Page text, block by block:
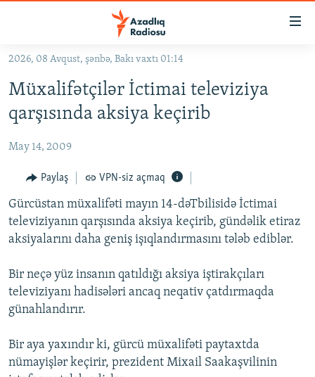
Əsas
qayıt
Əsas
naviqasiyaya
qayıt
KORRUPSIOMETR
#ƏSLINDƏ
FƏRQƏ BAX
QANUNI DOĞRU
ARAŞDIRMA
VIDEO
FOTOQALEREYA
KARIKATURA
RADIO ARXIV
OXU ZALI
İSLAM VƏ DEMOKRATIYA
HAQQIMIZDA
PEŞƏ ETIKASI VƏ JURNALISTIKA STANDARTLARIMIZ
BIZI IZLƏ
2026, 08 Avqust, şənbə, Bakı vaxtı 01:14
Müxalifətçilər İctimai televiziya
qarşısında aksiya keçirib
May 14, 2009
Paylaş VPN-siz açmaq
Gürcüstan müxalifəti mayın 14-dəTbilisidə İctimai
televiziyanın qarşısında aksiya keçirib, gündəlik etiraz
aksiyalarını daha geniş işıqlandırmasını tələb ediblər.
Bir neçə yüz insanın qatıldığı aksiya iştirakçıları
televiziyanı hadisələri ancaq neqativ çatdırmaqda
günahlandırır.
Bir aya yaxındır ki, gürcü müxalifəti paytaxtda
nümayişlər keçirir, prezident Mixail Saakaşvilinin